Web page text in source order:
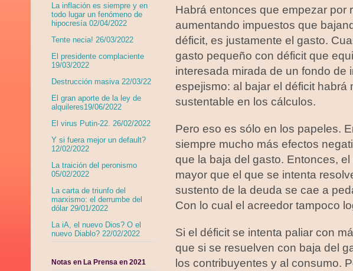
Habrá entonces que empezar por
aumentando impuestos que
déficit, es justamente el gasto.
gasto pequeño con déficit que
interesada mirada de un fondo de
espejismo: al bajar el déficit
sustentable en los cálculos.
Pero eso es sólo en los papeles.
siempre mucho más efectos
que la baja del gasto. Entonces,
mayor que el que se intenta
sustento de la deuda se cae a
Con lo cual el acreedor tampoco
Si el déficit se intenta paliar con
que si se resuelven con baja del
los contribuyentes y al consumo.
La inflación es siempre y en
todo lugar un fenómeno de
hipocresía 02/04/2022
Tente necia! 26/03/2022
El presidente complaciente
19/03/2022
Destrucción masiva 22/03/22
El gran aporte de la ley de
alquileres19/06/2022
El virus Putin-22. 26/02/2022
Y si fuera mejor un default?
12/02/2022
La traición del peronismo
05/02/2022
La carta de triunfo del
marxismo: el derrumbe del
dólar 29/01/2022
La iA, el nuevo Dios? O el
nuevo Diablo? 22/02/2022
Notas en La Prensa en 2021